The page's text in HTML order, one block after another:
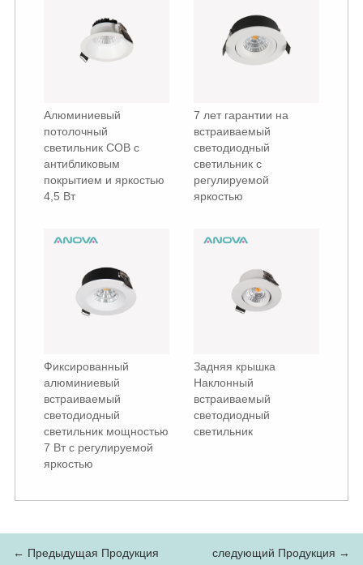
Алюминиевый
потолочный
светильник COB с
антибликовым
покрытием и яркостью
4,5 Вт
7 лет гарантии на
встраиваемый
светодиодный
светильник с
регулируемой
яркостью
Фиксированный
алюминиевый
встраиваемый
светодиодный
светильник мощностью
7 Вт с регулируемой
яркостью
Задняя крышка
Наклонный
встраиваемый
светодиодный
светильник
← Предыдущая Продукция следующий Продукция →